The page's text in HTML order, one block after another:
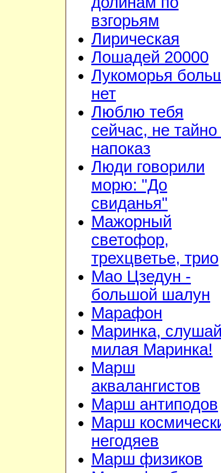
взгорьям
Лирическая
Лошадей 20000
Лукоморья
нет
Люблю тебя
сейчас, не тайно
напоказ
Люди говорили
морю: "До
свиданья"
Мажорный
светофор,
трехцветье, трио
Мао Цзедун -
большой шалун
Марафон
Маринка,
милая Маринка!
Марш
аквалангистов
Марш антиподов
Марш
негодяев
Марш физиков